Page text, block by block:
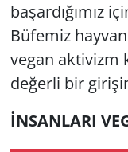
başardığımız
Büfemiz
vegan aktivizm
değerli bir
İNSANLARI